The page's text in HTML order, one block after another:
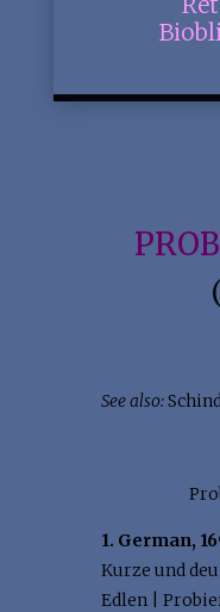
See also:
1. German,
Kurze und
Edlen |